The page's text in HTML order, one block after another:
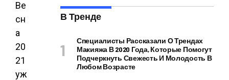
Ве
сн
а
20
21
уж
В Тренде
Специалисты Рассказали О Трендах
Макияжа В 2020 Года, Которые Помогут
Подчеркнуть Свежесть И Молодость В
Любом Возрасте